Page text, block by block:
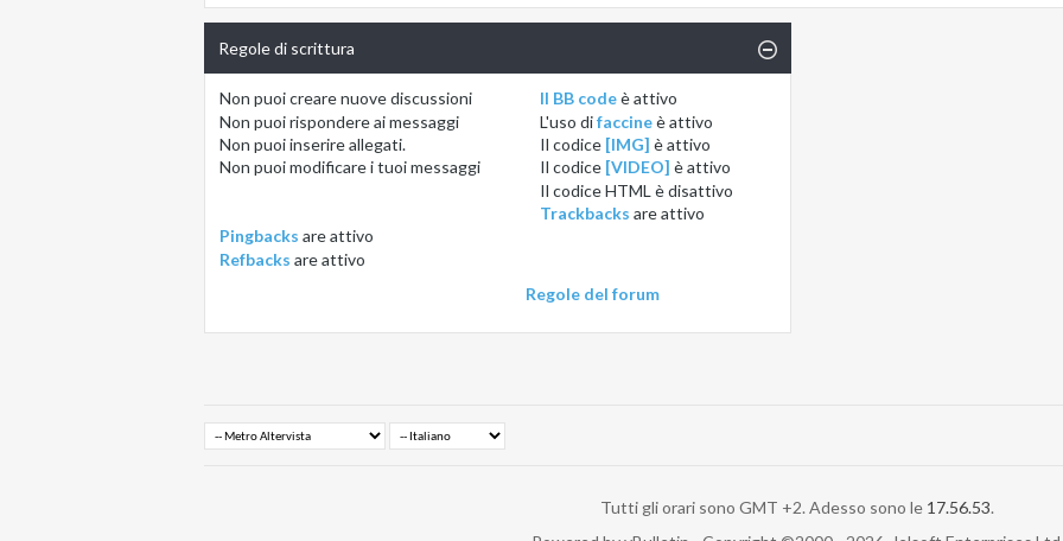
Regole di scrittura
Non puoicreare nuove discussioni
Non puoirispondere ai messaggi
Non puoiinserire allegati.
Non puoimodificare i tuoi messaggi
Il BB codeèattivo
L'uso difaccineèattivo
Il codice [IMG] èattivo
Il codice [VIDEO] èattivo
Il codice HTML èdisattivo
Trackbacks areattivo
Pingbacks areattivo
Refbacks areattivo
Regole del forum
Tutti gli orari sono GMT +2. Adesso sono le 17.56.53.